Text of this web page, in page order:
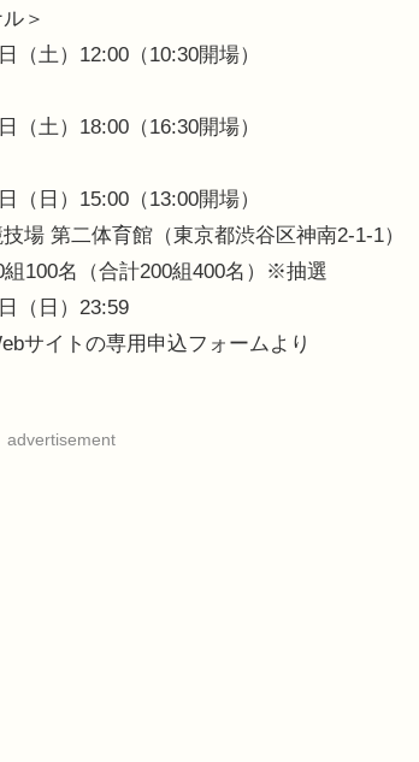
＞
（土）12:00（10:30開場）
（土）18:00（16:30開場）
（日）15:00（13:00開場）
場 第二体育館（東京都渋谷区神南2-1-1）
100名（合計200組400名）※抽選
（日）23:59
サイトの専用申込フォームより
advertisement